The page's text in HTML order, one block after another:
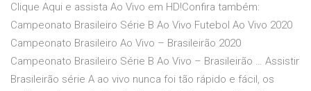
Clique Aqui e assista Ao Vivo em HD!Confira também:
Campeonato Brasileiro Série B Ao Vivo Futebol Ao Vivo 2020
Campeonato Brasileiro Ao Vivo – Brasileirão 2020
Campeonato Brasileiro Série B Ao Vivo – Brasileirão … Assistir
Brasileirão série A ao vivo nunca foi tão rápido e fácil, os